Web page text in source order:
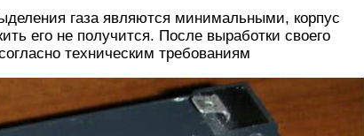
газа являются минимальными, корпус
его не получится. После выработки своего
техническим требованиям